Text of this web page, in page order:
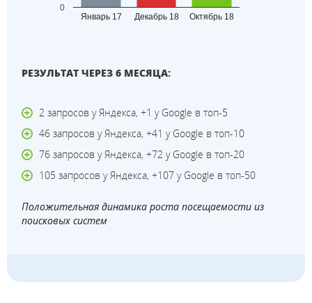
Январь 17 Декабрь 18 Октябрь 18
0
РЕЗУЛЬТАТ ЧЕРЕЗ 6 МЕСЯЦА:
2 запросов у Яндекса, +1 у Google в топ-5
46 запросов у Яндекса, +41 у Google в топ-10
76 запросов у Яндекса, +72 у Google в топ-20
105 запросов у Яндекса, +107 у Google в топ-50
Положительная динамика роста посещаемости из
поисковых систем